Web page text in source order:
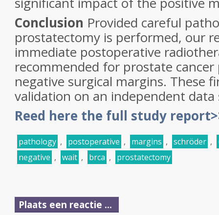
Conclusion Provided careful
prostatectomy is performed, our
immediate postoperative
recommended for prostate
negative surgical margins. These
validation on an independent data
Reed here the full study
pathology , postoperative , margins , schröder ,
negative , wait , brca , prostatectomy
Plaats een reactie ...